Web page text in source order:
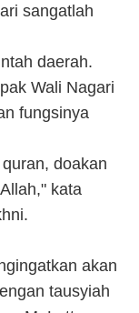
sangatlah
daerah.
Wali Nagari
fungsinya
doakan
kata
akan
tausyiah